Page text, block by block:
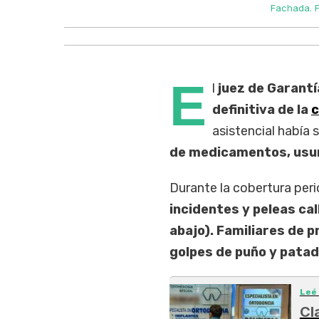
Fachada.
E l juez de
definitiva de la
asistencial había
de medicamentos,
Durante la cobertura
incidentes y peleas
abajo). Familiares de
golpes de puño y